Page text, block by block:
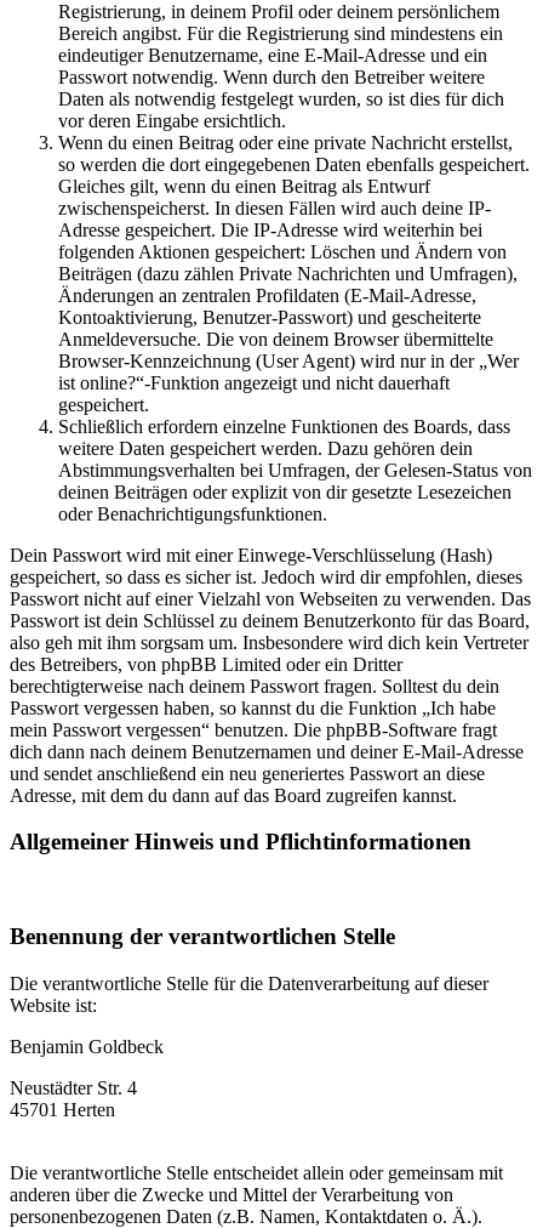
Registrierung, in deinem Profil oder deinem persönlichem
Bereich angibst. Für die Registrierung sind mindestens ein
eindeutiger Benutzername, eine E-Mail-Adresse und ein
Passwort notwendig. Wenn durch den Betreiber weitere
Daten als notwendig festgelegt wurden, so ist dies für dich
vor deren Eingabe ersichtlich.
Wenn du einen Beitrag oder eine private Nachricht erstellst,
so werden die dort eingegebenen Daten ebenfalls gespeichert.
Gleiches gilt, wenn du einen Beitrag als Entwurf
zwischenspeicherst. In diesen Fällen wird auch deine IP-
Adresse gespeichert. Die IP-Adresse wird weiterhin bei
folgenden Aktionen gespeichert: Löschen und Ändern von
Beiträgen (dazu zählen Private Nachrichten und Umfragen),
Änderungen an zentralen Profildaten (E-Mail-Adresse,
Kontoaktivierung, Benutzer-Passwort) und gescheiterte
Anmeldeversuche. Die von deinem Browser übermittelte
Browser-Kennzeichnung (User Agent) wird nur in der „Wer
ist online?“-Funktion angezeigt und nicht dauerhaft
gespeichert.
Schließlich erfordern einzelne Funktionen des Boards, dass
weitere Daten gespeichert werden. Dazu gehören dein
Abstimmungsverhalten bei Umfragen, der Gelesen-Status von
deinen Beiträgen oder explizit von dir gesetzte Lesezeichen
oder Benachrichtigungsfunktionen.
Dein Passwort wird mit einer Einwege-Verschlüsselung (Hash)
gespeichert, so dass es sicher ist. Jedoch wird dir empfohlen, dieses
Passwort nicht auf einer Vielzahl von Webseiten zu verwenden. Das
Passwort ist dein Schlüssel zu deinem Benutzerkonto für das Board,
also geh mit ihm sorgsam um. Insbesondere wird dich kein Vertreter
des Betreibers, von phpBB Limited oder ein Dritter
berechtigterweise nach deinem Passwort fragen. Solltest du dein
Passwort vergessen haben, so kannst du die Funktion „Ich habe
mein Passwort vergessen“ benutzen. Die phpBB-Software fragt
dich dann nach deinem Benutzernamen und deiner E-Mail-Adresse
und sendet anschließend ein neu generiertes Passwort an diese
Adresse, mit dem du dann auf das Board zugreifen kannst.
Allgemeiner Hinweis und Pflichtinformationen
Benennung der verantwortlichen Stelle
Die verantwortliche Stelle für die Datenverarbeitung auf dieser
Website ist:
Benjamin Goldbeck
Neustädter Str. 4
45701 Herten
Die verantwortliche Stelle entscheidet allein oder gemeinsam mit
anderen über die Zwecke und Mittel der Verarbeitung von
personenbezogenen Daten (z.B. Namen, Kontaktdaten o. Ä.).